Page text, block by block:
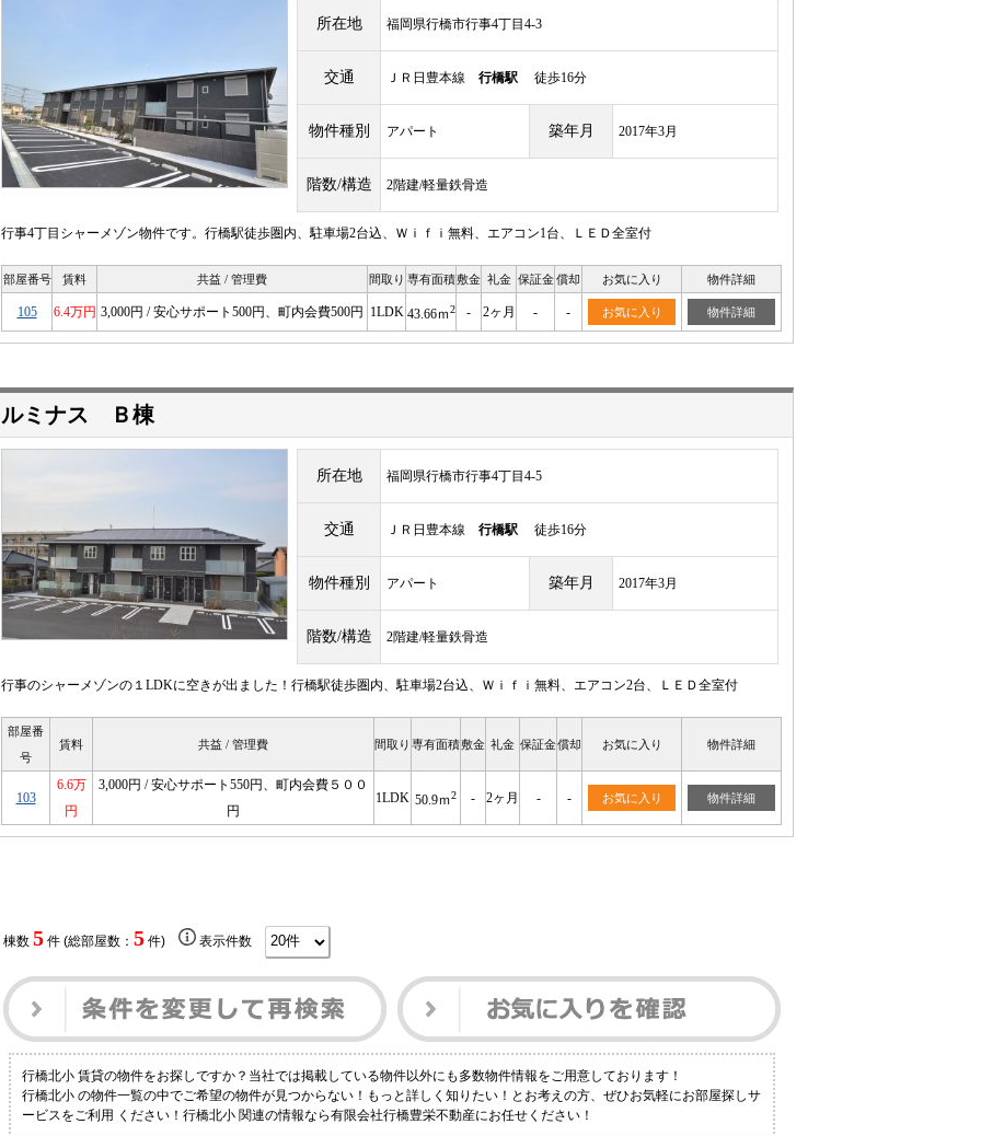
所在地 福岡県行橋市行事4丁目4-3
交通 ＪＲ日豊本線 行橋駅 徒歩16分
物件種別 アパート 築年月 2017年3月
階数/構造 2階建/軽量鉄骨造
行事4丁目シャーメゾン物件です。行橋駅徒歩圏内、駐車場2台込、Ｗｉｆｉ無料、エアコン1台、ＬＥＤ全室付
部屋番号 賃料 共益 / 管理費 間取り 専有面積敷金 礼金 保証金 償却 お気に入り 物件詳細
105 6.4万円 3,000円 / 安心サポート500円、町内会費500円 1LDK 43.66ｍ2 - 2ヶ月 - - お気に入り 物件詳細
ルミナス Ｂ棟
所在地 福岡県行橋市行事4丁目4-5
交通 ＪＲ日豊本線 行橋駅 徒歩16分
物件種別 アパート 築年月 2017年3月
階数/構造 2階建/軽量鉄骨造
行事のシャーメゾンの１LDKに空きが出ました！行橋駅徒歩圏内、駐車場2台込、Ｗｉｆｉ無料、エアコン2台、ＬＥＤ全室付
部屋番
号
賃料 共益 / 管理費 間取り 専有面積敷金 礼金 保証金償却 お気に入り 物件詳細
103
6.6万
円
3,000円 / 安心サポート550円、町内会費５００
円
1LDK 50.9ｍ2 - 2ヶ月 - - お気に入り 物件詳細
棟数 5件 (総部屋数： 5件) 表示件数
行橋北小 賃貸の物件をお探しですか？当社では掲載している物件以外にも多数物件情報をご用意しております！
行橋北小 の物件一覧の中でご希望の物件が見つからない！もっと詳しく知りたい！とお考えの方、ぜひお気軽にお部屋探しサ
ービスをご利用 ください！行橋北小 関連の情報なら有限会社行橋豊栄不動産にお任せください！